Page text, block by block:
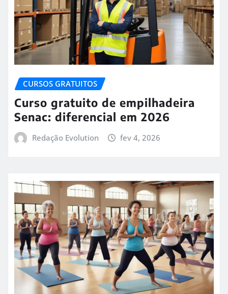
CURSOS GRATUITOS
Curso gratuito de empilhadeira
Senac: diferencial em 2026
Redação Evolution fev 4, 2026